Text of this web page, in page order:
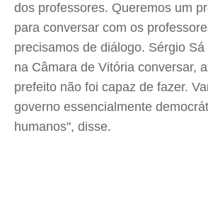
dos professores. Queremos um
para conversar com os
precisamos de diálogo. Sérgio
na Câmara de Vitória conversar,
prefeito não foi capaz de fazer.
governo essencialmente
humanos", disse.